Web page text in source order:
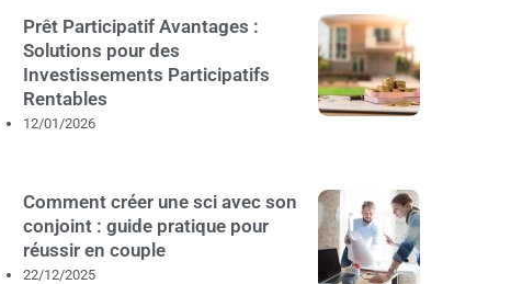
Prêt Participatif Avantages :
Solutions pour des
Investissements Participatifs
Rentables
12/01/2026
Comment créer une sci avec son
conjoint : guide pratique pour
réussir en couple
22/12/2025